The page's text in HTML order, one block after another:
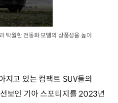
탁월한 전동화 모델의 상품성을 높이
지고 있는 컴팩트 SUV들의
보인 기아 스포티지를 2023년